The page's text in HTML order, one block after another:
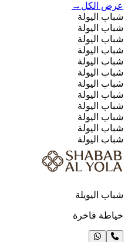
عرض الكل →
شباب اليولة
شباب اليولة
شباب اليولة
شباب اليولة
شباب اليولة
شباب اليولة
شباب اليولة
شباب اليولة
شباب اليولة
شباب اليولة
شباب اليولة
شباب اليولة
شباب اليويلة
خياطة فاخرة